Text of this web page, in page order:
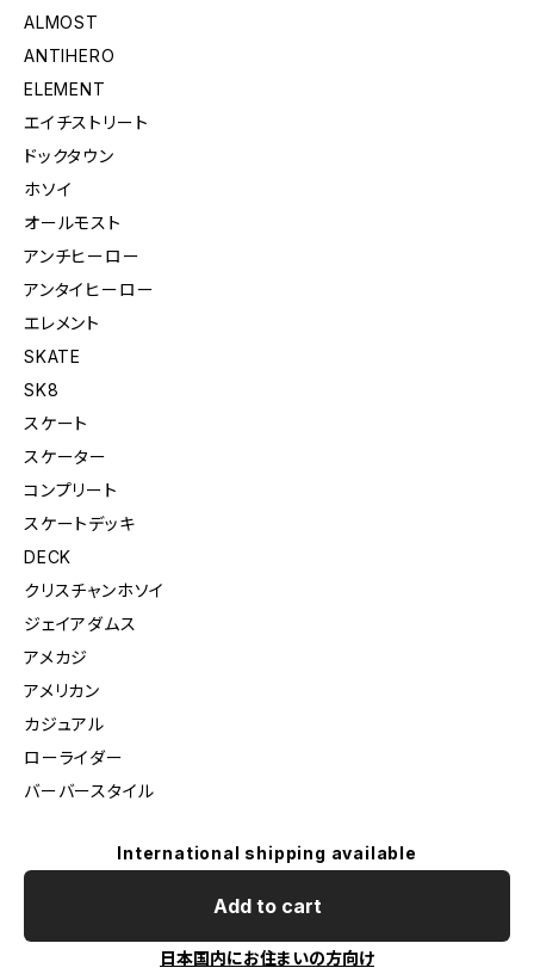
ALMOST
ANTIHERO
ELEMENT
エイチストリート
ドックタウン
ホソイ
オールモスト
アンチヒーロー
アンタイヒーロー
エレメント
SKATE
SK8
スケート
スケーター
コンプリート
スケートデッキ
DECK
クリスチャンホソイ
ジェイアダムス
アメカジ
アメリカン
カジュアル
ローライダー
バーバースタイル
International shipping available
Add to cart
日本国内にお住まいの方向け